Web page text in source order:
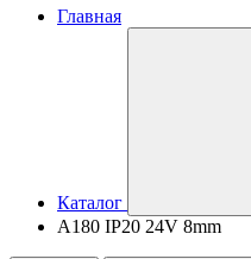
Главная
Каталог
A180 IP20 24V 8mm